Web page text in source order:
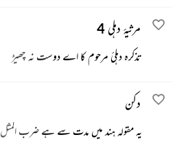
مرثیۂ دہلی 4
تذکرہ دہلیٔ مرحوم کا اے دوست نہ چھیڑ
دکن
یہ مقولہ ہند میں مدت سے ہے ضرب‌ المثل